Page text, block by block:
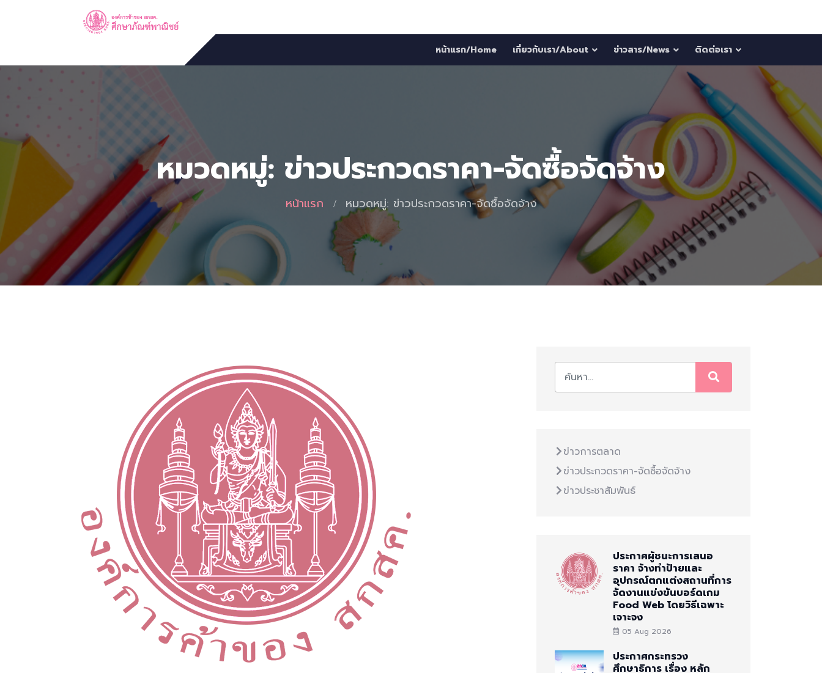
หน้าแรก/Home เกี่ยวกับเรา/About ข่าวสาร/News ติดต่อเรา
หมวดหมู่: ข่าวประกวดราคา-จัดซื้อจัดจ้าง
หน้าแรก หมวดหมู่: ข่าวประกวดราคา-จัดซื้อจัดจ้าง
ข่าวการตลาด
ข่าวประกวดราคา-จัดซื้อจัดจ้าง
ข่าวประชาสัมพันธ์
ประกาศผู้ชนะการเสนอ
ราคา จ้างทำป้ายและ
อุปกรณ์ตกแต่งสถานที่การ
จัดงานแข่งขันบอร์ดเกม
Food Web โดยวิธีเฉพาะ
เจาะจง
05 Aug 2026
ประกาศกระทรวง
ศึกษาธิการ เรื่อง หลัก